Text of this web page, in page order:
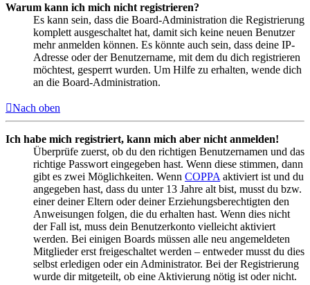
Warum kann ich mich nicht registrieren?
Es kann sein, dass die Board-Administration die Registrierung
komplett ausgeschaltet hat, damit sich keine neuen Benutzer
mehr anmelden können. Es könnte auch sein, dass deine IP-
Adresse oder der Benutzername, mit dem du dich registrieren
möchtest, gesperrt wurden. Um Hilfe zu erhalten, wende dich
an die Board-Administration.
Nach oben
Ich habe mich registriert, kann mich aber nicht anmelden!
Überprüfe zuerst, ob du den richtigen Benutzernamen und das
richtige Passwort eingegeben hast. Wenn diese stimmen, dann
gibt es zwei Möglichkeiten. Wenn COPPA aktiviert ist und du
angegeben hast, dass du unter 13 Jahre alt bist, musst du bzw.
einer deiner Eltern oder deiner Erziehungsberechtigten den
Anweisungen folgen, die du erhalten hast. Wenn dies nicht
der Fall ist, muss dein Benutzerkonto vielleicht aktiviert
werden. Bei einigen Boards müssen alle neu angemeldeten
Mitglieder erst freigeschaltet werden – entweder musst du dies
selbst erledigen oder ein Administrator. Bei der Registrierung
wurde dir mitgeteilt, ob eine Aktivierung nötig ist oder nicht.